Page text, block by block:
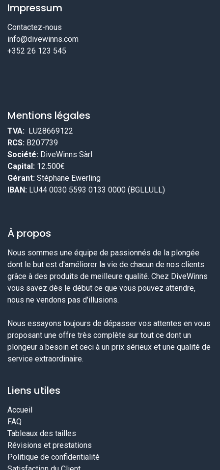
Impressum
Contactez-nous
info@divewinns.com
+352 26 123 545
Mentions légales
TVA: LU28669122
RCS: B207739
Société: DiveWinns Sàrl
Capital: 12.500€
Gérant: Stéphane Ewerling
IBAN: LU44 0030 5593 0133 0000 (BGLLULL)
À propos
Nous sommes une équipe de passionnés de la plongée
dont le but est d'améliorer la vie de chacun de nos clients
grâce à des produits de meilleure qualité. Chez DiveWinns
vous savez dès le début ce que vous pouvez attendre,
nous ne vendons pas d'illusions.
Nous essayons toujours de dépasser vos attentes en vous
proposant une offre très complète sur tout ce dont un
plongeur a besoin et ceci à un prix sérieux et une qualité de
service extraordinaire.
Liens utiles
Accueil
FAQ
Tableaux des tailles
Révisions et prestations
Politique de confidentialité